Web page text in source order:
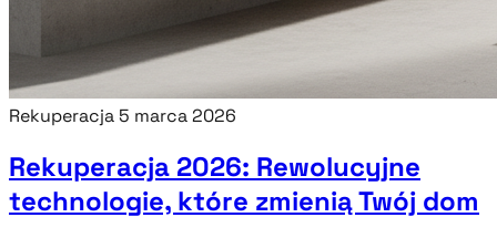
Rekuperacja5 marca 2026
Rekuperacja 2026: Rewolucyjne
technologie, które zmienią Twój dom